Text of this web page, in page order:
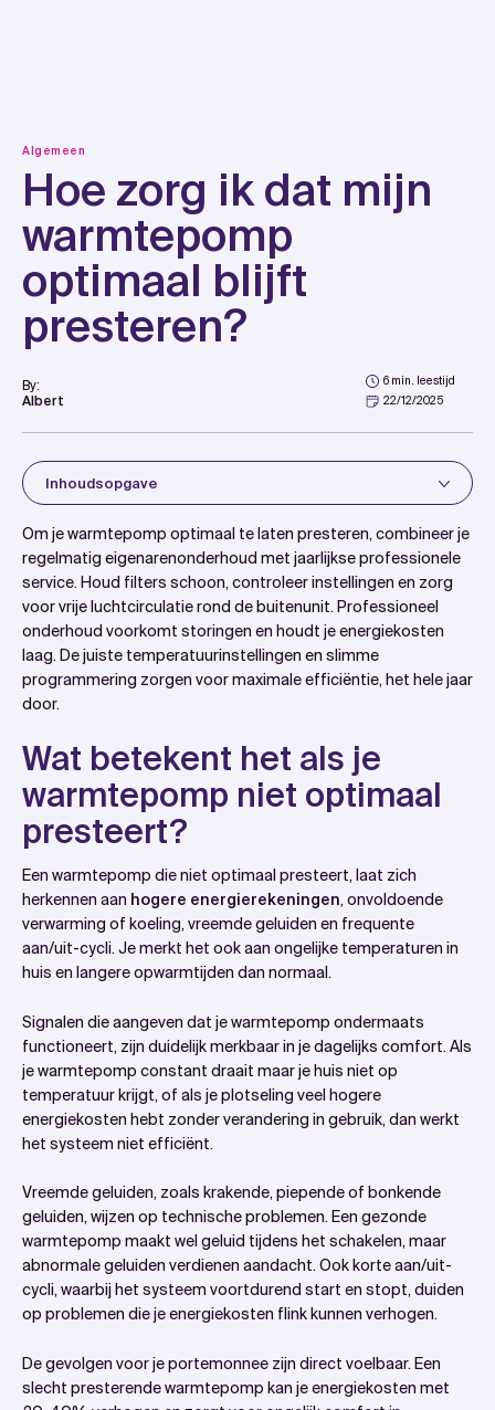
Algemeen
Hoe zorg ik dat mijn
warmtepomp
optimaal blijft
presteren?
By:
Albert
6 min. leestijd
22/12/2025
Inhoudsopgave
Wat betekent het als je warmtepomp niet optimaal
presteert?
Welke onderhoudstaken kun je zelf doen om je
warmtepomp goed te laten werken?
Hoe vaak moet je professioneel onderhoud laten
uitvoeren aan je warmtepomp?
Welke instellingen zorgen ervoor dat je warmtepomp
Wat kun je doen als je warmtepomp storing heeft of
niet goed werkt?
Hoe Watt Slimmer helpt met warmtepomponderhoud
en -optimalisatie
Veelgestelde vragen
Om je warmtepomp optimaal te laten presteren, combineer je
regelmatig eigenarenonderhoud met jaarlijkse professionele
service. Houd filters schoon, controleer instellingen en zorg
voor vrije luchtcirculatie rond de buitenunit. Professioneel
onderhoud voorkomt storingen en houdt je energiekosten
laag. De juiste temperatuurinstellingen en slimme
programmering zorgen voor maximale efficiëntie, het hele jaar
door.
Wat betekent het als je
warmtepomp niet optimaal
presteert?
Een warmtepomp die niet optimaal presteert, laat zich
herkennen aan hogere energierekeningen, onvoldoende
verwarming of koeling, vreemde geluiden en frequente
aan/uit-cycli. Je merkt het ook aan ongelijke temperaturen in
huis en langere opwarmtijden dan normaal.
Signalen die aangeven dat je warmtepomp ondermaats
functioneert, zijn duidelijk merkbaar in je dagelijks comfort. Als
je warmtepomp constant draait maar je huis niet op
temperatuur krijgt, of als je plotseling veel hogere
energiekosten hebt zonder verandering in gebruik, dan werkt
het systeem niet efficiënt.
Vreemde geluiden, zoals krakende, piepende of bonkende
geluiden, wijzen op technische problemen. Een gezonde
warmtepomp maakt wel geluid tijdens het schakelen, maar
abnormale geluiden verdienen aandacht. Ook korte aan/uit-
cycli, waarbij het systeem voortdurend start en stopt, duiden
op problemen die je energiekosten flink kunnen verhogen.
De gevolgen voor je portemonnee zijn direct voelbaar. Een
slecht presterende warmtepomp kan je energiekosten met